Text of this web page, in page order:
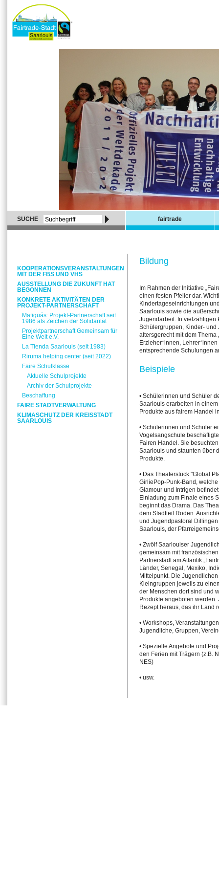
SUCHE fairtrade
Bildung
Im Rahmen der Initiative
einen festen Pfeiler dar.
Kindertageseinrichtungen
Saarlouis sowie die
Jugendarbeit. In vielzähligen
Schülergruppen, Kinder- und
altersgerecht mit dem Thema
Erzieher*innen,
entsprechende Schulungen
Beispiele
• Schülerinnen und Schüler
Saarlouis erarbeiten in
Produkte aus fairem Handel
• Schülerinnen und Schüler
Vogelsangschule
Fairen Handel. Sie
Saarlouis und staunten über
Produkte.
• Das Theaterstück "Global
GirliePop-Punk-Band,
Glamour und Intrigen
Einladung zum Finale eines
beginnt das Drama. Das
dem Stadtteil Roden.
und Jugendpastoral
Saarlouis, der
• Zwölf Saarlouiser
gemeinsam mit
Partnerstadt am Atlantik
Länder, Senegal, Mexiko,
Mittelpunkt. Die
Kleingruppen jeweils zu
der Menschen dort sind und
Produkte angeboten
Rezept heraus, das ihr Land
• Workshops,
Jugendliche, Gruppen,
• Spezielle Angebote und
den Ferien mit Trägern (z.B.
NES)
• usw.
KOOPERATIONSVERANSTALTUNGEN
MIT DER FBS UND VHS
AUSSTELLUNG DIE ZUKUNFT HAT
BEGONNEN
KONKRETE AKTIVITÄTEN DER
PROJEKT-PARTNERSCHAFT
Matiguás: Projekt-Partnerschaft seit
1986 als Zeichen der Solidarität
Projektpartnerschaft Gemeinsam für
Eine Welt e.V.
La Tienda Saarlouis (seit 1983)
Riruma helping center (seit 2022)
Faire Schulklasse
Aktuelle Schulprojekte
Archiv der Schulprojekte
Beschaffung
FAIRE STADTVERWALTUNG
KLIMASCHUTZ DER KREISSTADT
SAARLOUIS